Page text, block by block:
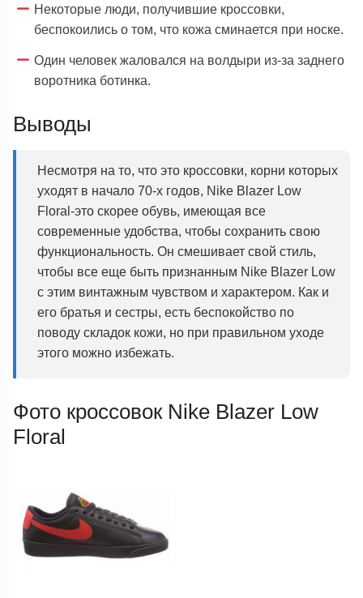
Некоторые люди, получившие кроссовки,
беспокоились о том, что кожа сминается при носке.
Один человек жаловался на волдыри из-за заднего
воротника ботинка.
Выводы
Несмотря на то, что это кроссовки, корни которых
уходят в начало 70-х годов, Nike Blazer Low
Floral-это скорее обувь, имеющая все
современные удобства, чтобы сохранить свою
функциональность. Он смешивает свой стиль,
чтобы все еще быть признанным Nike Blazer Low
с этим винтажным чувством и характером. Как и
его братья и сестры, есть беспокойство по
поводу складок кожи, но при правильном уходе
этого можно избежать.
Фото кроссовок Nike Blazer Low
Floral